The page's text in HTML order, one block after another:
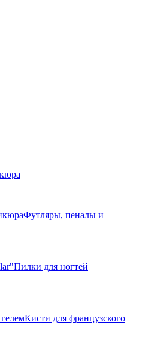
Футляры, пеналы и
Пилки для ногтей
Кисти для французского